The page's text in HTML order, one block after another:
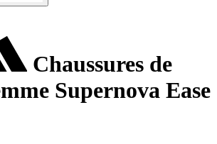
Chaussures de
Supernova Ease